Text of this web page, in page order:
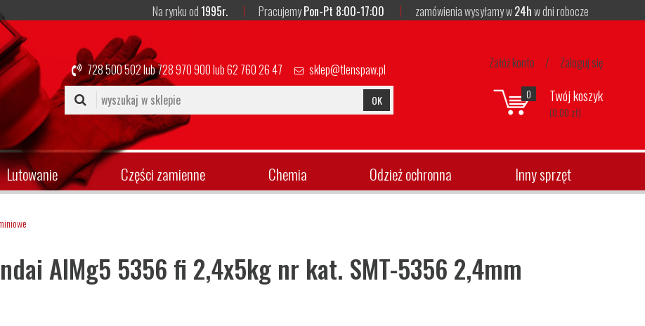
Na rynku od1995r. PracujemyPon-Pt 8:00-17:00 zamówienia wysyłamy w24hw dni robocze
728 500 502lub728 970 900lub62 760 26 47 sklep@tlenspaw.pl
OK
Załóż konto / Zaloguj się
0 Twój koszyk
(0,00 zł)
Lutowanie Części zamienne Chemia Odzież ochronna Inny sprzęt
AlMg5 5356 fi 2,4x5kg nr kat. SMT-5356 2,4mm